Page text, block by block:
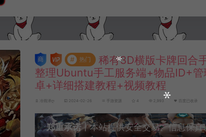
# 热门
稀有3D横版卡牌回合
整理Ubuntu手工服务端+物品ID+
卓+详细搭建教程+视频教程
冷雨泽ღ 2024-02-26 手游资源 4 2,993 百度已收录
郑重承诺丨本站提供安全交易、信息保